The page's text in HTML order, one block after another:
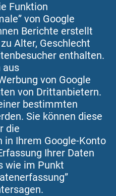
Funktion
von Google
Berichte erstellt
Alter, Geschlecht
enthalten.
aus
von Google
von Drittanbietern.
bestimmten
Sie können diese
die
Ihrem Google-Konto
Ihrer Daten
wie im Punkt